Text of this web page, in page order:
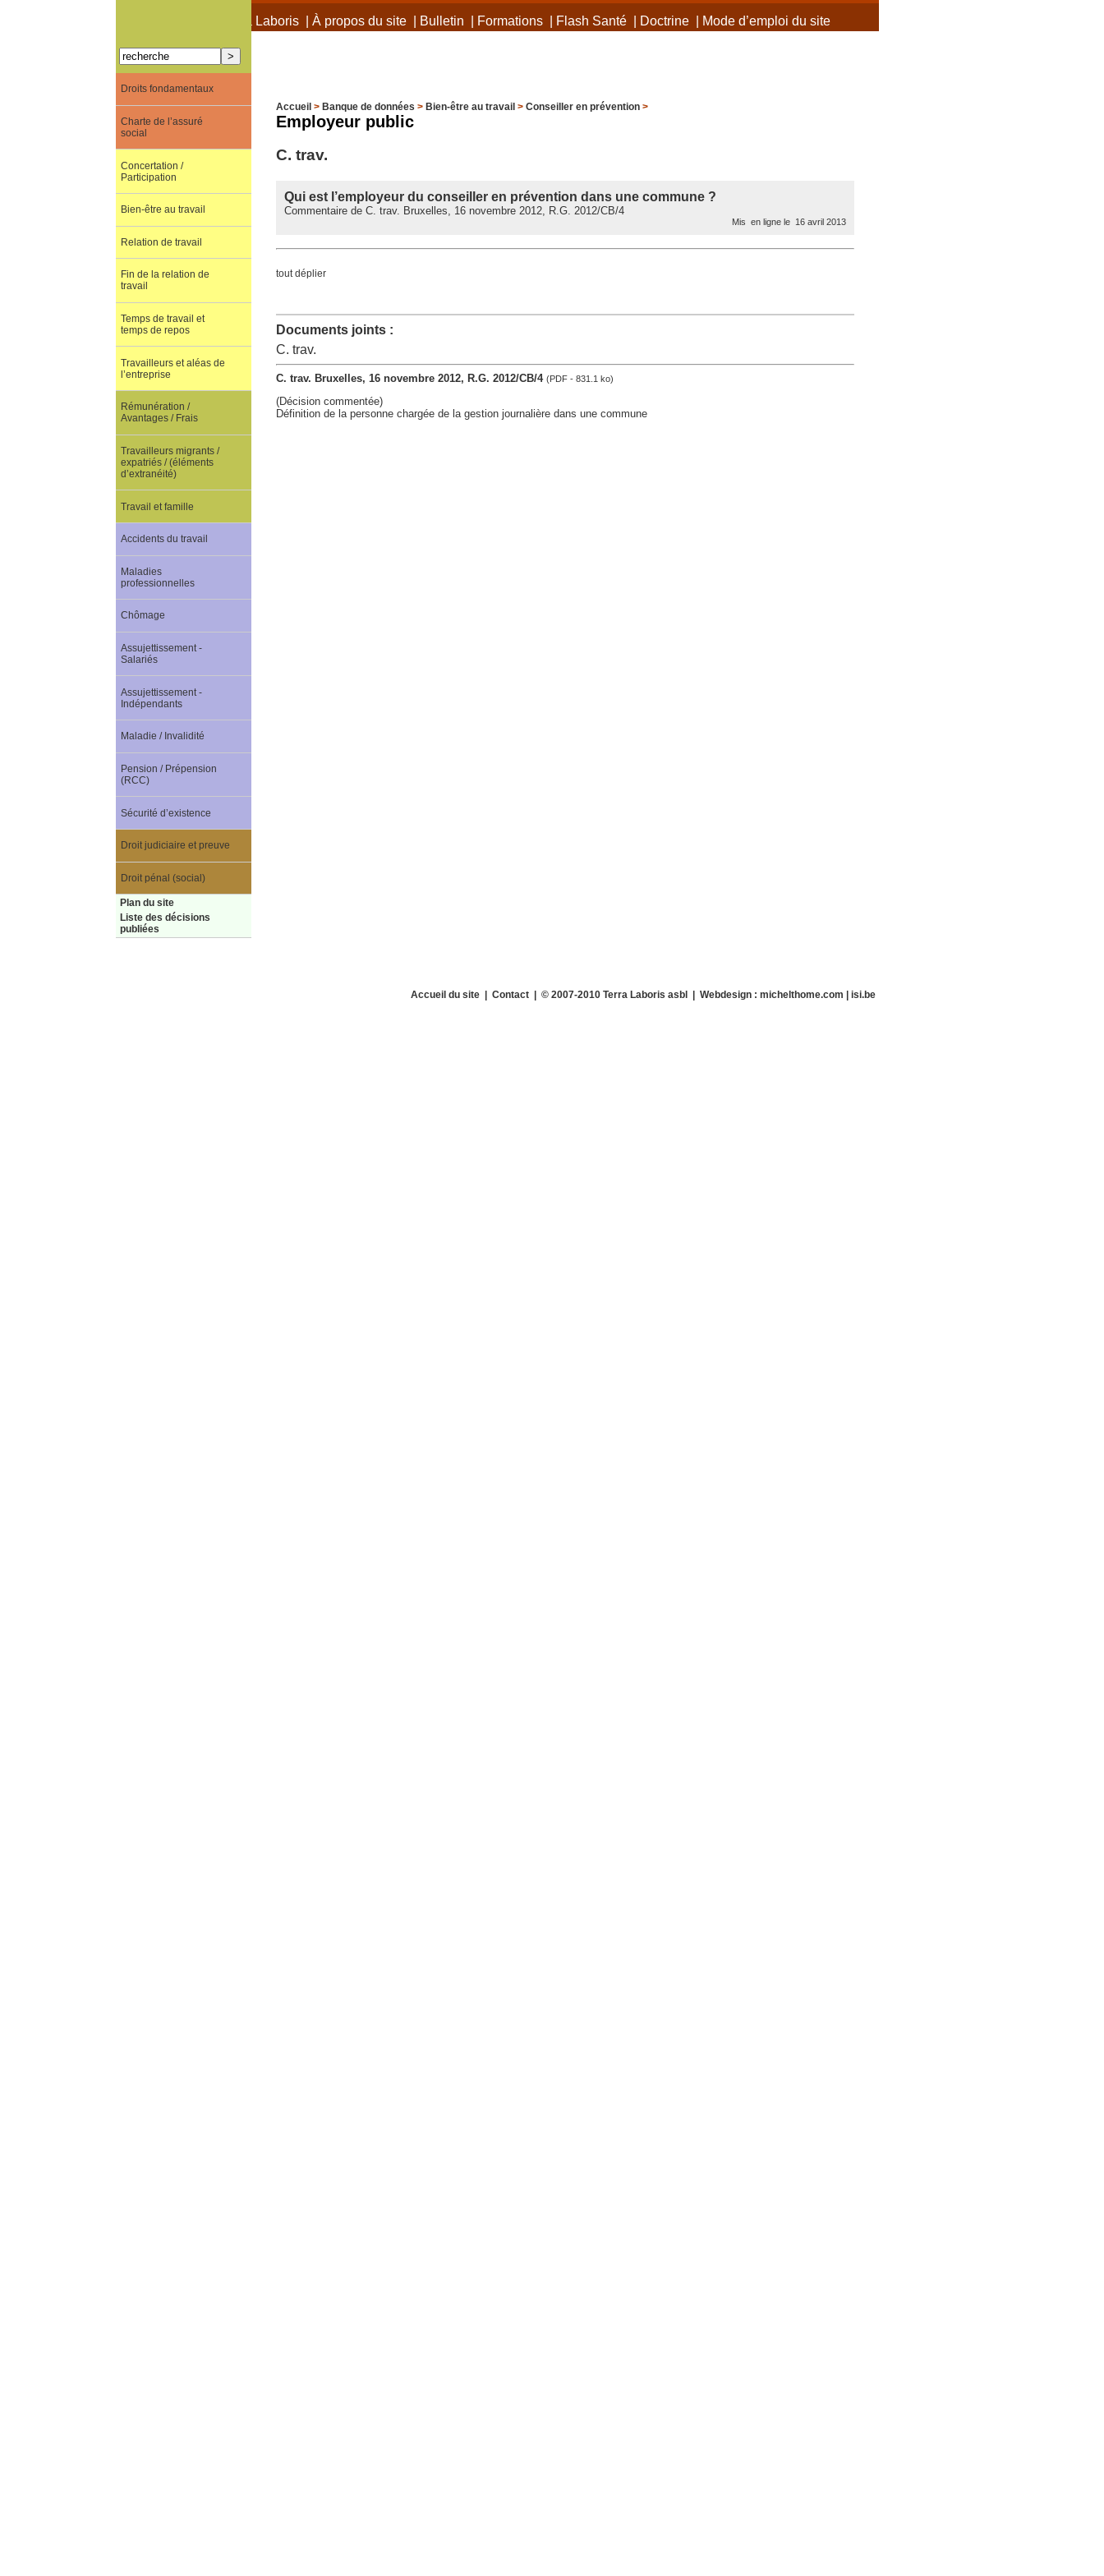
À propos de Terra Laboris| À propos du site| Bulletin Formations| Flash Santé| Doctrine| Mode d’emploi du site
Accueil > Banque de données > Bien-être au travail > Conseiller en prévention>
Employeur public
C. trav.
Qui est l’employeur du conseiller en prévention dans une commune ?
Commentaire de C. trav. Bruxelles, 16 novembre 2012, R.G. 2012/CB/4
Mis en ligne le 16 avril 2013
tout déplier
Documents joints :
C. trav.
C. trav. Bruxelles, 16 novembre 2012, R.G. 2012/CB/4 (PDF - 831.1 ko)
(Décision commentée)
Définition de la personne chargée de la gestion journalière dans une commune
Droits fondamentaux
Charte de l’assuré
social
Concertation /
Participation
Bien-être au travail
Relation de travail
Fin de la relation de
travail
Temps de travail et
temps de repos
Travailleurs et aléas de
l’entreprise
Rémunération /
Avantages / Frais
Travailleurs migrants /
expatriés / (éléments
d’extranéité)
Travail et famille
Accidents du travail
Maladies
professionnelles
Chômage
Assujettissement -
Salariés
Assujettissement -
Indépendants
Maladie / Invalidité
Pension / Prépension
(RCC)
Sécurité d’existence
Droit judiciaire et preuve
Droit pénal (social)
Plan du site
Liste des décisions
publiées
Accueil du site| Contact| © 2007-2010 Terra Laboris asbl | Webdesign : michelthome.com | isi.be